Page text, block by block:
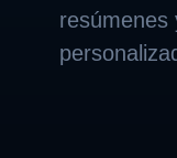
resúmenes